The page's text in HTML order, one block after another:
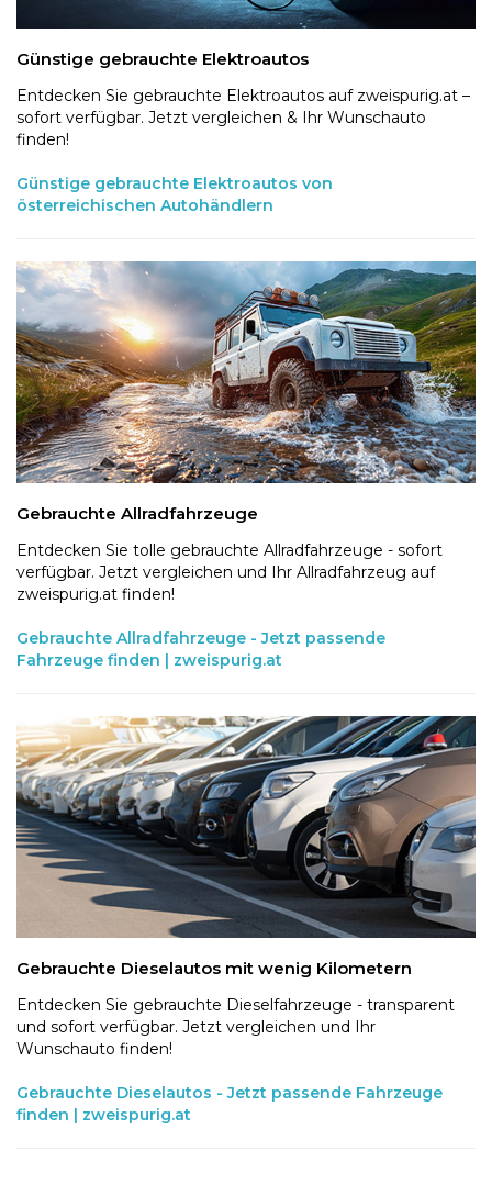
Günstige gebrauchte Elektroautos
Entdecken Sie gebrauchte Elektroautos auf zweispurig.at –
sofort verfügbar. Jetzt vergleichen & Ihr Wunschauto
finden!
Günstige gebrauchte Elektroautos von
österreichischen Autohändlern
Gebrauchte Allradfahrzeuge
Entdecken Sie tolle gebrauchte Allradfahrzeuge - sofort
verfügbar. Jetzt vergleichen und Ihr Allradfahrzeug auf
zweispurig.at finden!
Gebrauchte Allradfahrzeuge - Jetzt passende
Fahrzeuge finden | zweispurig.at
Gebrauchte Dieselautos mit wenig Kilometern
Entdecken Sie gebrauchte Dieselfahrzeuge - transparent
und sofort verfügbar. Jetzt vergleichen und Ihr
Wunschauto finden!
Gebrauchte Dieselautos - Jetzt passende Fahrzeuge
finden | zweispurig.at